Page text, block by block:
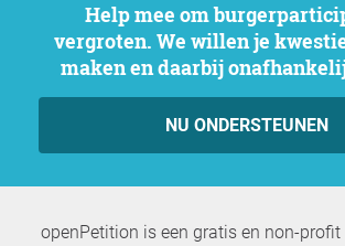
Help mee om burgerparticipatie te
vergroten. We willen je
maken en daarbij
NU ONDERSTEUNEN
openPetition is een gratis en non-